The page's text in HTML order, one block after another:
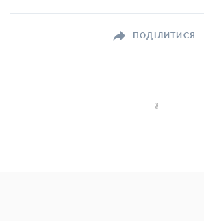
ПОДІЛИТИСЯ